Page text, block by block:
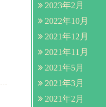
2023年2月
2022年10月
2021年12月
2021年11月
2021年5月
2021年3月
2021年2月